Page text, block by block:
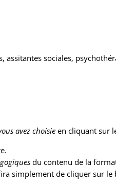
assitantes sociales,
avez choisie en cliquant sur
du contenu de la
simplement de cliquer sur le